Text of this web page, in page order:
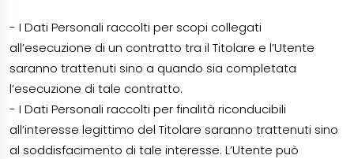
- I Dati Personali raccolti per scopi collegati
all’esecuzione di un contratto tra il Titolare e l’Utente
saranno trattenuti sino a quando sia completata
l’esecuzione di tale contratto.
- I Dati Personali raccolti per finalità riconducibili
all’interesse legittimo del Titolare saranno trattenuti sino
al soddisfacimento di tale interesse. L’Utente può